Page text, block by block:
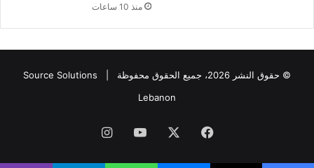
منذ 10 ساعات
© حقوق النشر 2026، جميع الحقوق محفوظة |
Source Solutions
Lebanon
فيسبوك يوتيوبانستقرام